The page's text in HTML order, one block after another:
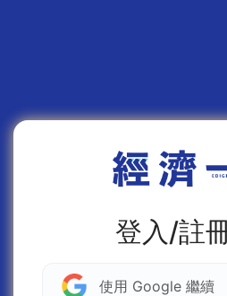
登入/註
使用 Google 繼續